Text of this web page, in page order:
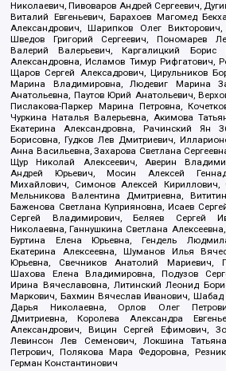
Николаевич, Пивоваров Андрей Сергеевич,
Виталий Евгеньевич, Барахоев Магомед
Александрович, Шарипков Олег
Шведов Григорий Сергеевич, Пономарев
Валерий Валерьевич, Каргалицкий
Александровна, Исламов Тимур Рифгатович,
Щаров Сергей Алексадрович, Цирульников
Марина Владимировна, Людевиг Марина
Анатольевна, Паутов Юрий Анатольевич,
Пислакова-Паркер Марина Петровна,
Чуркина Наталья Валерьевна, Акимова
Екатерина Александровна, Рачинский Ян
Борисовна, Гудков Лев Дмитриевич,
Анна Васильевна, Захарова Светлана
Щур Николай Алексеевич, Аверин
Андрей Юрьевич, Мосин Алексей
Михайлович, Симонов Алексей Кириллович,
Мельникова Валентина Дмитриевна,
Баженова Светлана Куприяновна, Исаев
Сергей Владимирович, Беляев Сергей
Николаевна, Ганнушкина Светлана
Буртина Елена Юрьевна, Гендель
Екатерина Алексеевна, Шуманов Илья
Юрьевна, Свечников Анатолий Мариевич,
Шахова Елена Владимировна, Подузов
Ирина Вячеславовна, Литинский Леонид
Маркович, Бахмин Вячеслав Иванович,
Дарья Николаевна, Орлов Олег
Дмитриевна, Королева Александра
Александрович, Вицин Сергей Ефимович,
Левинсон Лев Семенович, Локшина
Петрович, Полякова Мара Федоровна,
Герман Константинович